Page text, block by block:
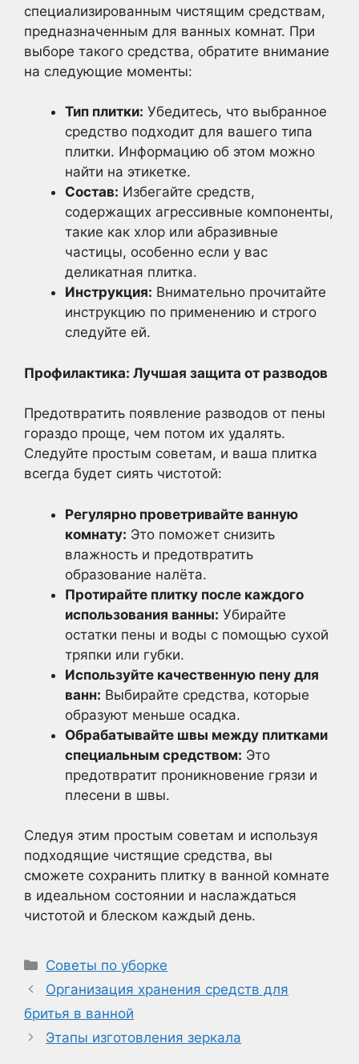
специализированным чистящим средствам,
предназначенным для ванных комнат. При
выборе такого средства, обратите внимание
на следующие моменты:
Тип плитки: Убедитесь, что выбранное
средство подходит для вашего типа
плитки. Информацию об этом можно
найти на этикетке.
Состав: Избегайте средств,
содержащих агрессивные компоненты,
такие как хлор или абразивные
частицы, особенно если у вас
деликатная плитка.
Инструкция: Внимательно прочитайте
инструкцию по применению и строго
следуйте ей.
Профилактика: Лучшая защита от разводов
Предотвратить появление разводов от пены
гораздо проще, чем потом их удалять.
Следуйте простым советам, и ваша плитка
всегда будет сиять чистотой:
Регулярно проветривайте ванную
комнату: Это поможет снизить
влажность и предотвратить
образование налёта.
Протирайте плитку после каждого
использования ванны: Убирайте
остатки пены и воды с помощью сухой
тряпки или губки.
Используйте качественную пену для
ванн: Выбирайте средства, которые
образуют меньше осадка.
Обрабатывайте швы между плитками
специальным средством: Это
предотвратит проникновение грязи и
плесени в швы.
Следуя этим простым советам и используя
подходящие чистящие средства, вы
сможете сохранить плитку в ванной комнате
в идеальном состоянии и наслаждаться
чистотой и блеском каждый день.
Рубрики
Советы по уборке
Организация хранения средств для
бритья в ванной
Этапы изготовления зеркала